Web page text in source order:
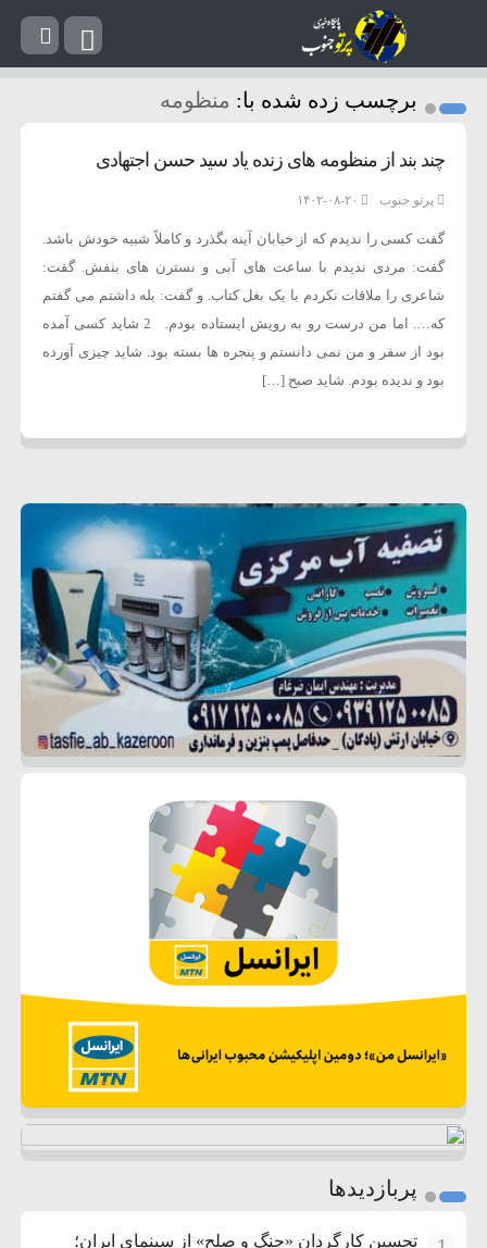
برچسب زده شده با: منظومه
چند بند از منظومه های زنده یاد سید حسن اجتهادی
پرتو جنوب ۱۴۰۲-۰۸-۲۰
گفت کسی را ندیدم که از خیابان آینه بگذرد و کاملاً شبیه خودش باشد.
گفت: مردی ندیدم با ساعت های آبی و نسترن های بنفش. گفت:
شاعری را ملاقات نکردم با یک بغل کتاب. و گفت: بله داشتم می گفتم
که…. اما من درست رو به رویش ایستاده بودم. 2 شاید کسی آمده
بود از سفر و من نمی دانستم و پنجره ها بسته بود. شاید چیزی آورده
بود و ندیده بودم. شاید صبح […]
پربازدیدها
تحسین کارگردان «جنگ و صلح» از سینمای ایران؛